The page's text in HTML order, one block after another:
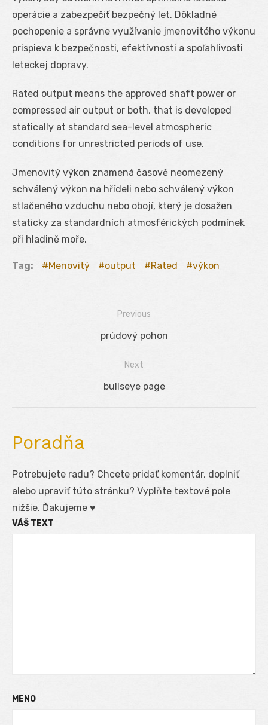
operácie a zabezpečiť bezpečný let. Dôkladné
pochopenie a správne využívanie jmenovitého výkonu
prispieva k bezpečnosti, efektívnosti a spoľahlivosti
leteckej dopravy.
Rated output means the approved shaft power or
compressed air output or both, that is developed
statically at standard sea-level atmospheric
conditions for unrestricted periods of use.
Jmenovitý výkon znamená časově neomezený
schválený výkon na hřídeli nebo schválený výkon
stlačeného vzduchu nebo obojí, který je dosažen
staticky za standardních atmosférických podmínek
při hladině moře.
Tag: Menovitý output Rated výkon
Previous
Previous
prúdový pohon
Next
Next
bullseye page
Poradňa
Potrebujete radu? Chcete pridať komentár, doplniť
alebo upraviť túto stránku? Vyplňte textové pole
nižšie. Ďakujeme ♥
VÁŠ TEXT
MENO